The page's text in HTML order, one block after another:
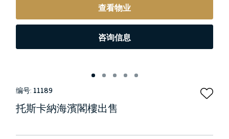
查看物业
咨询信息
编号: 11189
托斯卡納海濱閣樓出售